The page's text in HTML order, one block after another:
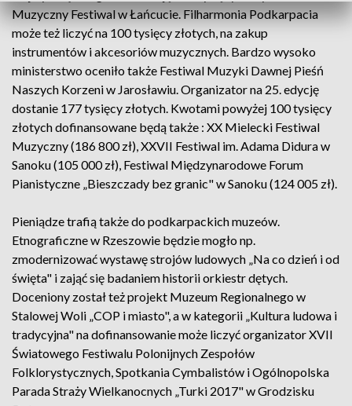
Muzyczny Festiwal w Łańcucie. Filharmonia Podkarpacia
może też liczyć na 100 tysięcy złotych, na zakup
instrumentów i akcesoriów muzycznych. Bardzo wysoko
ministerstwo oceniło także Festiwal Muzyki Dawnej Pieśń
Naszych Korzeni w Jarosławiu. Organizator na 25. edycję
dostanie 177 tysięcy złotych. Kwotami powyżej 100 tysięcy
złotych dofinansowane będą także : XX Mielecki Festiwal
Muzyczny (186 800 zł), XXVII Festiwal im. Adama Didura w
Sanoku (105 000 zł), Festiwal Międzynarodowe Forum
Pianistyczne „Bieszczady bez granic" w Sanoku (124 005 zł).
Pieniądze trafią także do podkarpackich muzeów.
Etnograficzne w Rzeszowie będzie mogło np.
zmodernizować wystawę strojów ludowych „Na co dzień i od
święta" i zająć się badaniem historii orkiestr dętych.
Doceniony został też projekt Muzeum Regionalnego w
Stalowej Woli „COP i miasto", a w kategorii „Kultura ludowa i
tradycyjna" na dofinansowanie może liczyć organizator XVII
Światowego Festiwalu Polonijnych Zespołów
Folklorystycznych, Spotkania Cymbalistów i Ogólnopolska
Parada Straży Wielkanocnych „Turki 2017" w Grodzisku